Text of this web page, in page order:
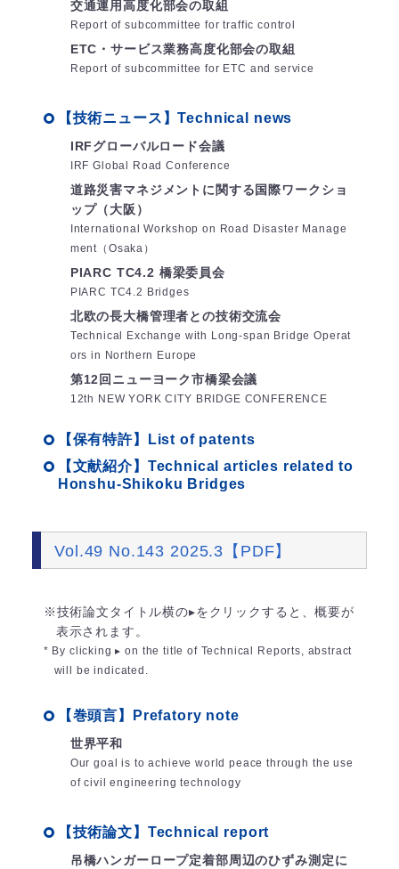
交通運用高度化部会の取組
Report of subcommittee for traffic control
ETC・サービス業務高度化部会の取組
Report of subcommittee for ETC and service
【技術ニュース】Technical news
IRFグローバルロード会議
IRF Global Road Conference
道路災害マネジメントに関する国際ワークショ
ップ（大阪）
International Workshop on Road Disaster Manage
ment（Osaka）
PIARC TC4.2 橋梁委員会
PIARC TC4.2 Bridges
北欧の長大橋管理者との技術交流会
Technical Exchange with Long-span Bridge Operat
ors in Northern Europe
第12回ニューヨーク市橋梁会議
12th NEW YORK CITY BRIDGE CONFERENCE
【保有特許】List of patents
【文献紹介】Technical articles related to
Honshu-Shikoku Bridges
Vol.49 No.143 2025.3【PDF】
※技術論文タイトル横の▸をクリックすると、概要が
表示されます。
* By clicking ▸ on the title of Technical Reports, abstract
will be indicated.
【巻頭言】Prefatory note
世界平和
Our goal is to achieve world peace through the use
of civil engineering technology
【技術論文】Technical report
吊橋ハンガーロープ定着部周辺のひずみ測定に